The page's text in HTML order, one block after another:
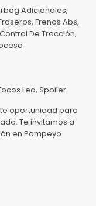
Adicionales,
Frenos Abs,
De Tracción,
Led, Spoiler
oportunidad para
Te invitamos a
en Pompeyo